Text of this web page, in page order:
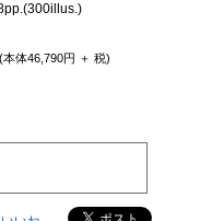
(本体46,790円 ＋ 税)